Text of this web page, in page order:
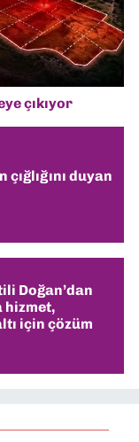
çıkıyor
çığlığını duyan
Doğan’dan
hizmet,
için çözüm